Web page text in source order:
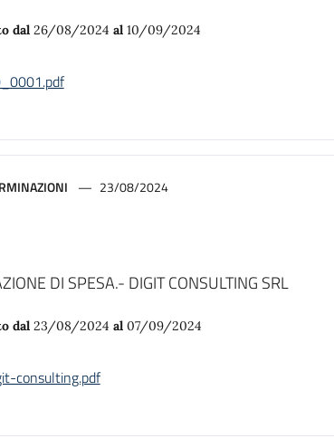
dal 26/08/2024 al10/09/2024
23/08/2024
DI SPESA.- DIGIT CONSULTING SRL
dal 23/08/2024 al07/09/2024
consulting.pdf